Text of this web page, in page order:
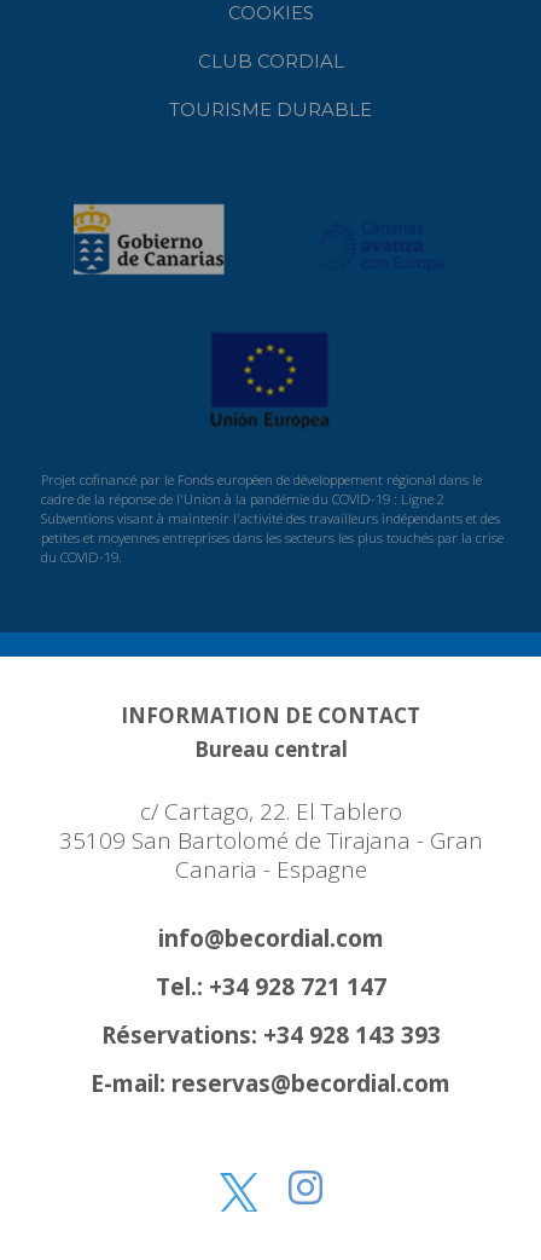
COOKIES
CLUB CORDIAL
TOURISME DURABLE
Projet cofinancé par le Fonds européen de développement régional dans le
cadre de la réponse de l'Union à la pandémie du COVID-19 : Ligne 2
Subventions visant à maintenir l'activité des travailleurs indépendants et des
petites et moyennes entreprises dans les secteurs les plus touchés par la crise
du COVID-19.
INFORMATION DE CONTACT
Bureau central
c/ Cartago, 22. El Tablero
35109 San Bartolomé de Tirajana - Gran
Canaria - Espagne
info@becordial.com
Tel.: +34 928 721 147
Réservations: +34 928 143 393
E-mail: reservas@becordial.com